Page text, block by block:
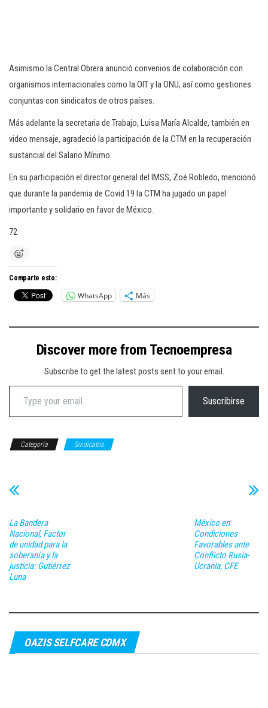
Asimismo la Central Obrera anunció convenios de colaboración con
organismos internacionales como la OIT y la ONU, así como gestiones
conjuntas con sindicatos de otros países.
Más adelante la secretaria de Trabajo, Luisa María Alcalde, también en
video mensaje, agradeció la participación de la CTM en la recuperación
sustancial del Salario Mínimo.
En su participación el director general del IMSS, Zoé Robledo, mencionó
que durante la pandemia de Covid 19 la CTM ha jugado un papel
importante y solidario en favor de México.
72
Comparte esto:
WhatsApp Más
Discover more from Tecnoempresa
Subscribe to get the latest posts sent to your email.
Type your email…
Suscribirse
Categoría Sindicatos
La Bandera
Nacional, Factor
de unidad para la
soberanía y la
justicia: Gutiérrez
Luna
México en
Condiciones
Favorables ante
Conflicto Rusia-
Ucrania, CFE
OAZIS SELFCARE CDMX